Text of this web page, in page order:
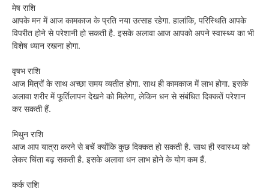
मेष राशि
आपके मन में आज कामकाज के प्रति नया उत्साह रहेगा. हालांकि, परिस्थिति आपके
विपरीत होने से परेशानी हो सकती है. इसके अलावा आज आपको अपने स्वास्थ्य का भी
विशेष ध्यान रखना होगा.
वृषभ राशि
आज मित्रों के साथ अच्छा समय व्यतीत होगा. साथ ही कामकाज में लाभ होगा. इसके
अलावा शरीर में फूर्तिलापन देखने को मिलेगा, लेकिन धन से संबंधित दिक्कतें परेशान
कर सकती हैं.
मिथुन राशि
आज आप यात्रा करने से बचें क्योंकि कुछ दिक्कत हो सकती है. साथ ही स्वास्थ्य को
लेकर चिंता बढ़ सकती है. इसके अलावा धन लाभ होने के योग कम हैं.
कर्क राशि